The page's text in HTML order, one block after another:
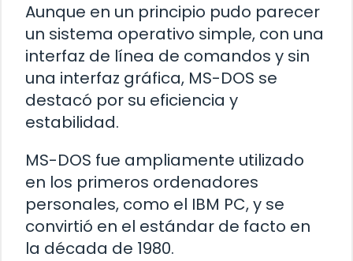
Aunque en un principio pudo parecer
un sistema operativo simple, con una
interfaz de línea de comandos y sin
una interfaz gráfica, MS-DOS se
destacó por su eficiencia y
estabilidad.
MS-DOS fue ampliamente utilizado
en los primeros ordenadores
personales, como el IBM PC, y se
convirtió en el estándar de facto en
la década de 1980.